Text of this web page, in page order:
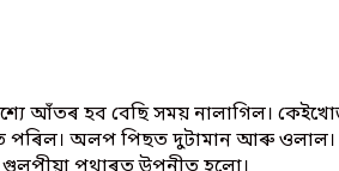
আঁতৰ হব বেছি সময় নালাগিল।
পৰিল। অলপ পিছত দুটামান আৰু